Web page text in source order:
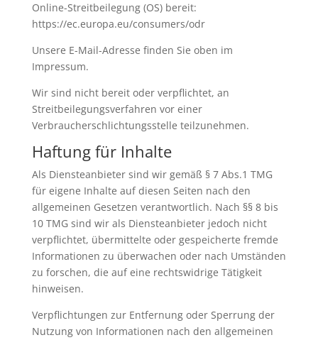
Online-Streitbeilegung (OS) bereit:
https://ec.europa.eu/consumers/odr
Unsere E-Mail-Adresse finden Sie oben im
Impressum.
Wir sind nicht bereit oder verpflichtet, an
Streitbeilegungsverfahren vor einer
Verbraucherschlichtungsstelle teilzunehmen.
Haftung für Inhalte
Als Diensteanbieter sind wir gemäß § 7 Abs.1 TMG
für eigene Inhalte auf diesen Seiten nach den
allgemeinen Gesetzen verantwortlich. Nach §§ 8 bis
10 TMG sind wir als Diensteanbieter jedoch nicht
verpflichtet, übermittelte oder gespeicherte fremde
Informationen zu überwachen oder nach Umständen
zu forschen, die auf eine rechtswidrige Tätigkeit
hinweisen.
Verpflichtungen zur Entfernung oder Sperrung der
Nutzung von Informationen nach den allgemeinen